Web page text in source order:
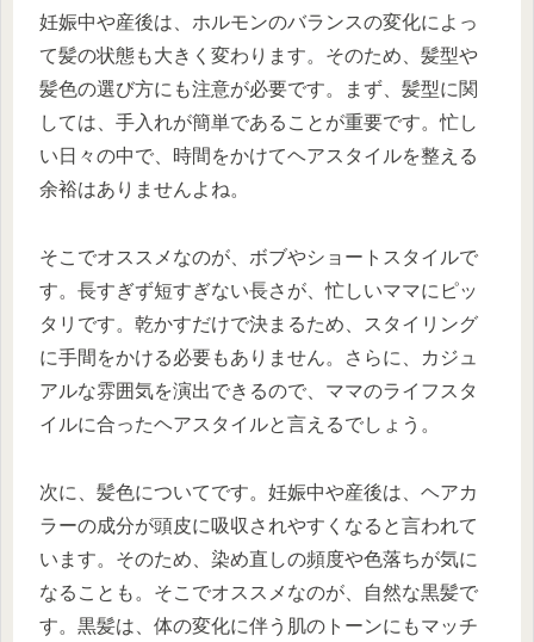
妊娠中や産後は、ホルモンのバランスの変化によっ
て髪の状態も大きく変わります。そのため、髪型や
髪色の選び方にも注意が必要です。まず、髪型に関
しては、手入れが簡単であることが重要です。忙し
い日々の中で、時間をかけてヘアスタイルを整える
余裕はありませんよね。
そこでオススメなのが、ボブやショートスタイルで
す。長すぎず短すぎない長さが、忙しいママにピッ
タリです。乾かすだけで決まるため、スタイリング
に手間をかける必要もありません。さらに、カジュ
アルな雰囲気を演出できるので、ママのライフスタ
イルに合ったヘアスタイルと言えるでしょう。
次に、髪色についてです。妊娠中や産後は、ヘアカ
ラーの成分が頭皮に吸収されやすくなると言われて
います。そのため、染め直しの頻度や色落ちが気に
なることも。そこでオススメなのが、自然な黒髪で
す。黒髪は、体の変化に伴う肌のトーンにもマッチ